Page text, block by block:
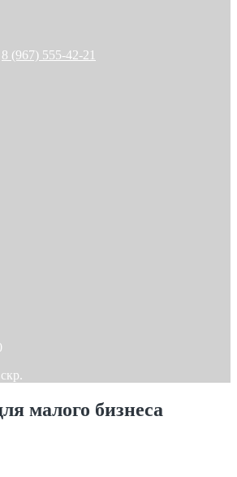
8 (967) 555-42-21
малого бизнеса